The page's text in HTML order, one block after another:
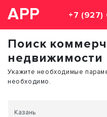
АРР +7
Поиск
недвижимости
Укажите необходимые
необходимо.
Казань